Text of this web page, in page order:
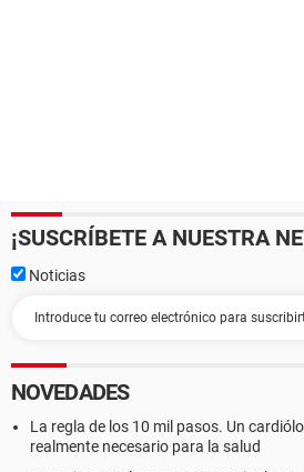
¡SUSCRÍBETE A NUESTRA
Noticias
NOVEDADES
La regla de los 10 mil pasos. Un
realmente necesario para la salud